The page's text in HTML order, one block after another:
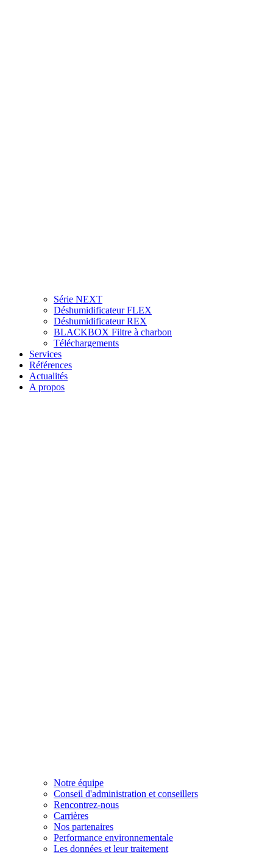
Série NEXT
Déshumidificateur FLEX
Déshumidificateur REX
BLACKBOX Filtre à charbon
Téléchargements
Services
Références
Actualités
A propos
Notre équipe
Conseil d'administration et conseillers
Rencontrez-nous
Carrières
Nos partenaires
Performance environnementale
Les données et leur traitement